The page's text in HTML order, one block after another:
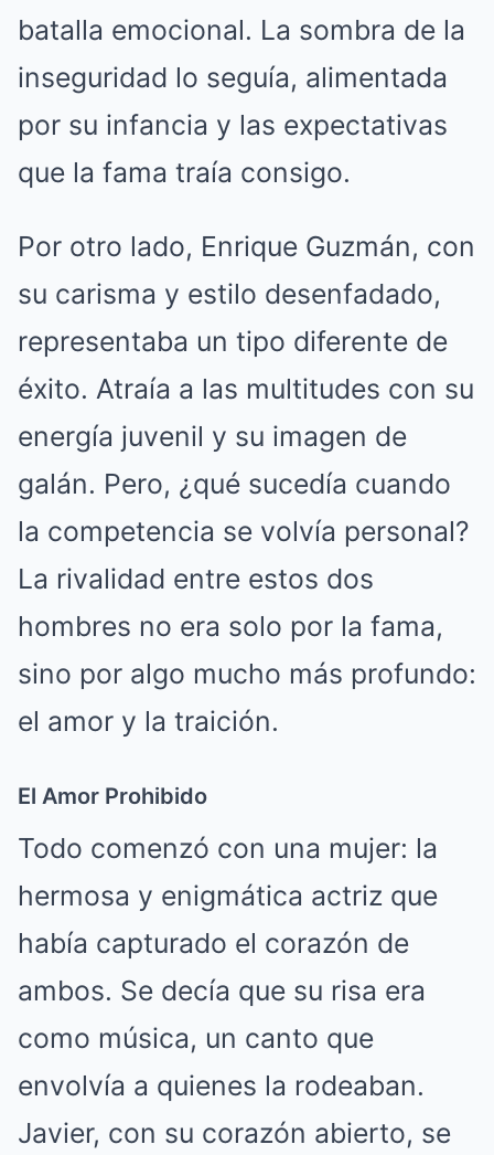
batalla emocional. La sombra de la
inseguridad lo seguía, alimentada
por su infancia y las expectativas
que la fama traía consigo.
Por otro lado, Enrique Guzmán, con
su carisma y estilo desenfadado,
representaba un tipo diferente de
éxito. Atraía a las multitudes con su
energía juvenil y su imagen de
galán. Pero, ¿qué sucedía cuando
la competencia se volvía personal?
La rivalidad entre estos dos
hombres no era solo por la fama,
sino por algo mucho más profundo:
el amor y la traición.
El Amor Prohibido
Todo comenzó con una mujer: la
hermosa y enigmática actriz que
había capturado el corazón de
ambos. Se decía que su risa era
como música, un canto que
envolvía a quienes la rodeaban.
Javier, con su corazón abierto, se